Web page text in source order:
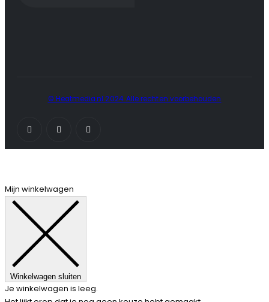
© Heatmedia.nl 2024. Alle rechten voorbehouden
Mijn winkelwagen
Winkelwagen sluiten
Je winkelwagen is leeg.